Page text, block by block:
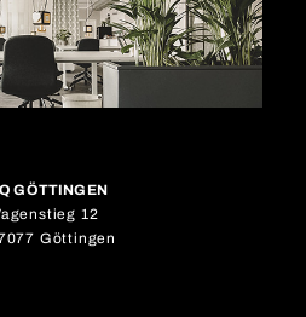
GÖTTINGEN
12
Göttingen